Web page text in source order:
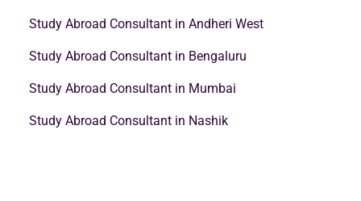
Study Abroad Consultant in Andheri West
Study Abroad Consultant in Bengaluru
Study Abroad Consultant in Mumbai
Study Abroad Consultant in Nashik